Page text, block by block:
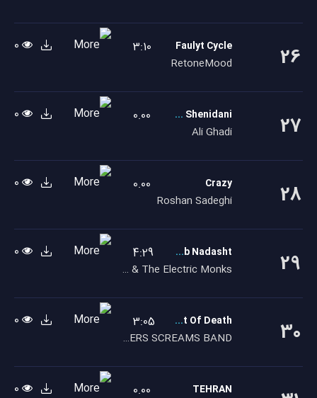
26
Faulyt Cycle
RetoneMood
3:10
27
Romane Shenidani
Ali Ghadi
0.00
28
Crazy
Roshan Sadeghi
0.00
29
Mardi ke lab Nadasht
Parnaz & The Electric Monks
4:29
30
The Point Of Death
EASTERS SCREAMS BAND
3:05
TEHRAN
0.00